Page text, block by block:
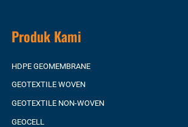
Produk Kami
HDPE GEOMEMBRANE
GEOTEXTILE WOVEN
GEOTEXTILE NON-WOVEN
GEOCELL